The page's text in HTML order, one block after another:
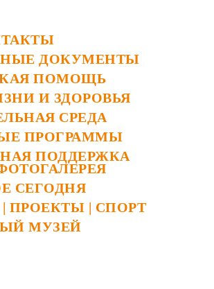
ДОКУМЕНТЫ
ПОМОЩЬ
И ЗДОРОВЬЯ
СРЕДА
ПРОГРАММЫ
ПОДДЕРЖКА
СЕГОДНЯ
| ПРОЕКТЫ | СПОРТ
МУЗЕЙ